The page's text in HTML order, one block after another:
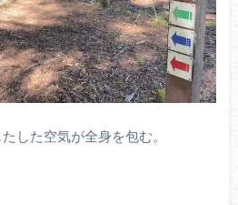
した空気が全身を包む。